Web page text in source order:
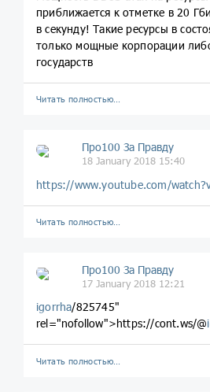
приближается к отметке в 20
в секунду! Такие ресурсы в
только мощные корпорации
государств
Читать полностью…
Про100 За Правду
18 January 2018 15:40
https://www.youtube.com/
Читать полностью…
Про100 За Правду
17 January 2018 12:21
igorrha/825745"
rel="nofollow">https://cont.ws/@
Читать полностью…